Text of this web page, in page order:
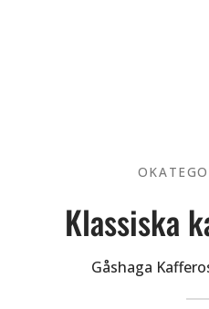
Klassiska
Gåshaga